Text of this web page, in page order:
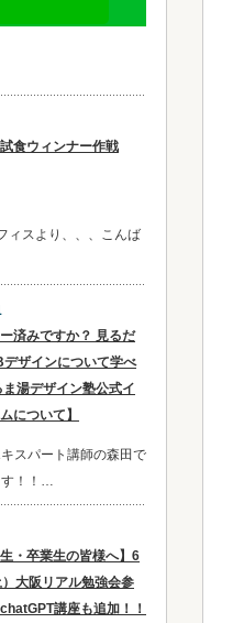
食ウィンナー作戦
ィスより、、、こんば
済みですか？ 見るだ
デザインについて学べ
ま湯デザイン塾公式イ
について】
スパート講師の森田で
！！…
生・卒業生の皆様へ】6
大阪リアル勉強会参
講座も追加！！